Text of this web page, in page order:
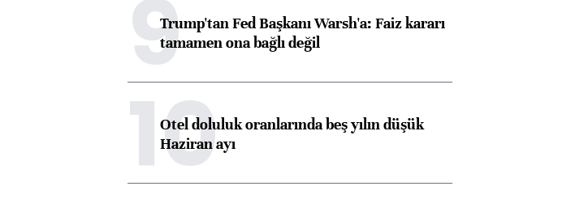
9Trump'tan Fed Başkanı Warsh'a: Faiz kararı
tamamen ona bağlı değil
10
Otel doluluk oranlarında beş yılın düşük
Haziran ayı